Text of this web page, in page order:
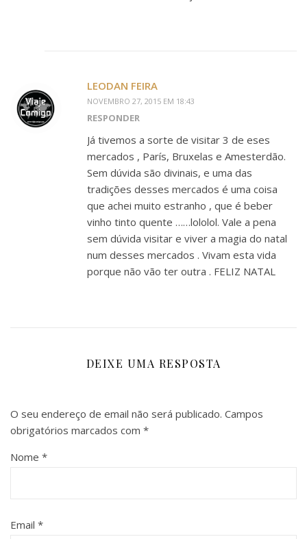
LEODAN FEIRA
NOVEMBRO 27, 2015 EM 18:43
RESPONDER
Já tivemos a sorte de visitar 3 de eses
mercados , París, Bruxelas e Amesterdão.
Sem dúvida são divinais, e uma das
tradições desses mercados é uma coisa
que achei muito estranho , que é beber
vinho tinto quente ……lololol. Vale a pena
sem dúvida visitar e viver a magia do natal
num desses mercados . Vivam esta vida
porque não vão ter outra . FELIZ NATAL
DEIXE UMA RESPOSTA
O seu endereço de email não será publicado. Campos
obrigatórios marcados com *
Nome *
Email *